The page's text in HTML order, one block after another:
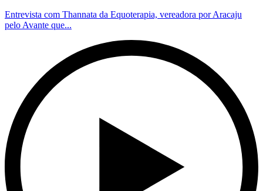
Entrevista com Thannata da Equoterapia, vereadora por Aracaju
pelo Avante que...